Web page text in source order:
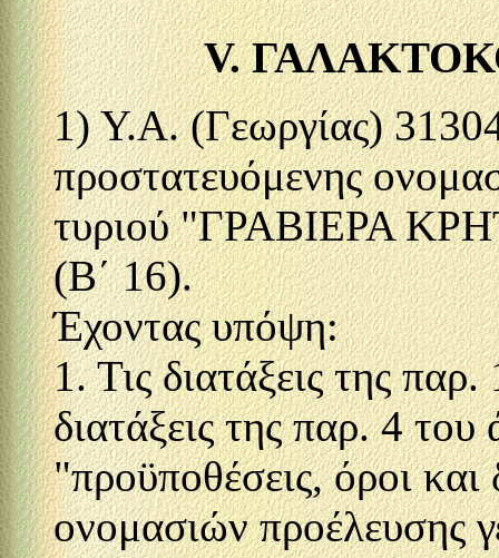
V.
1) Υ.Α. (Γεωργίας)
προστατευόμενης
τυριού "ΓΡΑΒΙΕΡΑ
(Β΄ 16).
Έχοντας υπόψη:
1. Τις διατάξεις της
διατάξεις της παρ. 4
"προϋποθέσεις, όροι και
ονομασιών προέλευσης